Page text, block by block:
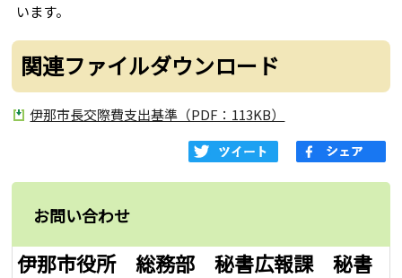
います。
関連ファイルダウンロード
伊那市長交際費支出基準（PDF：113KB）
お問い合わせ
伊那市役所 総務部 秘書広報課 秘書